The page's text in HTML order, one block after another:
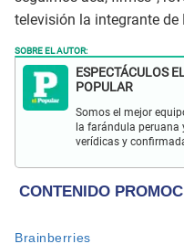
televisión la integrante de
SOBRE EL AUTOR:
ESPECTÁCULOS
POPULAR
Somos el mejor
la farándula peruana
verídicas y